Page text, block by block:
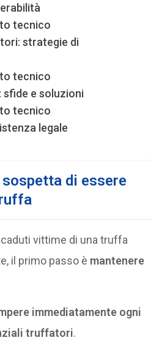
tecnico
strategie di
tecnico
sfide e soluzioni
tecnico
legale
di essere
vittime di una truffa
il primo passo è mantenere
immediatamente ogni
truffatori.